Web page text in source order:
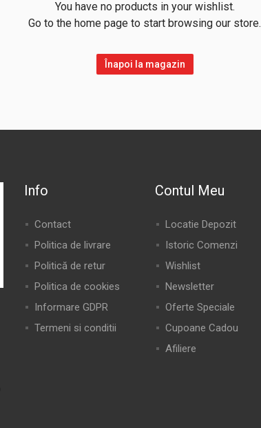
You have no products in your wishlist.
Go to the home page to start browsing our store.
Înapoi la magazin
Info
Contact
Politica de livrare
Politică de retur
Politica de cookies
Informare GDPR
Termeni si conditii
Contul Meu
Locatie Depozit
Istoric Comenzi
Wishlist
Newsletter
Oferte Speciale
Cupoane Cadou
Afiliere